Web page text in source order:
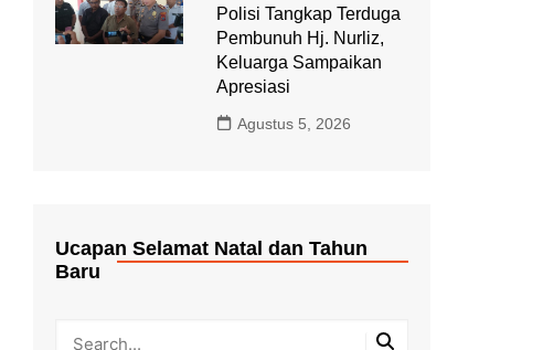
Polisi Tangkap Terduga
Pembunuh Hj. Nurliz,
Keluarga Sampaikan
Apresiasi
Agustus 5, 2026
Ucapan Selamat Natal dan Tahun
Baru